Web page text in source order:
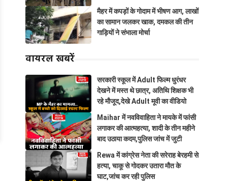
मैहर में कपड़ों के गोदाम में भीषण आग, लाखों
का सामान जलकर खाक, दमकल की तीन
गाड़ियों ने संभाला मोर्चा
वायरल खबरें
सरकारी स्कूल में Adult फिल्म धुरंधर
देखने में मस्त थे छात्र, अतिथि शिक्षक भी
रहे मौजूद,देखे Adult मूवी का वीडियो
Maihar में नवविवाहिता ने मायके में फांसी
लगाकर की आत्महत्या, शादी के तीन महीने
बाद उठाया कदम,पुलिस जांच में जुटी
Rewa में कांग्रेस नेता की सरेराह बेरहमी से
हत्या, चाकू से गोदकर उतारा मौत के
घाट,जांच कर रही पुलिस